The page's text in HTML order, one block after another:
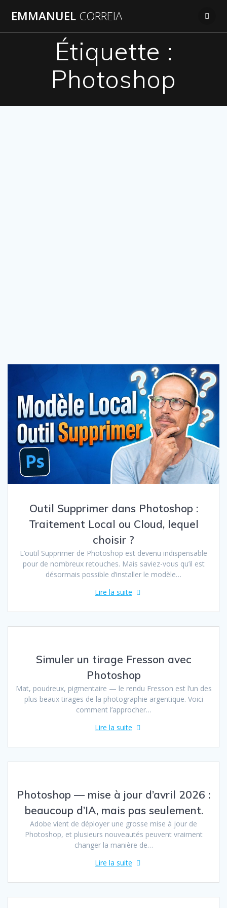
au
EMMANUEL CORREIA
Étiquette :
Photoshop
Outil Supprimer dans Photoshop :
Traitement Local ou Cloud, lequel
choisir ?
L’outil Supprimer de Photoshop est devenu indispensable
pour de nombreux retouches. Mais saviez-vous qu’il est
désormais possible d’installer le modèle…
Lire la suite
Simuler un tirage Fresson avec
Photoshop
Mat, poudreux, pigmentaire — le rendu Fresson est l’un des
plus beaux tirages de la photographie argentique. Voici
comment l’approcher…
Lire la suite
Photoshop — mise à jour d’avril 2026 :
beaucoup d’IA, mais pas seulement.
Adobe vient de déployer une grosse mise à jour de
Photoshop, et plusieurs nouveautés peuvent vraiment
changer la manière de…
Lire la suite